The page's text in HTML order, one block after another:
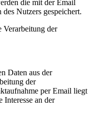
die mit der Email
Nutzers gespeichert.
Verarbeitung der
Daten aus der
der
per Email liegt
Interesse an der